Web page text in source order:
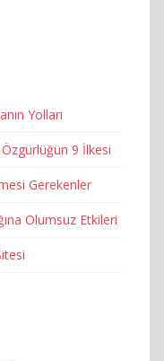
Yolları
9 İlkesi
Gerekenler
Olumsuz Etkileri